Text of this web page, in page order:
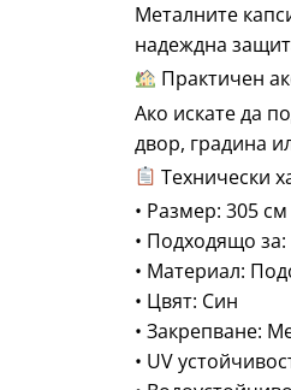
Металните
надеждна
Практичен
Ако искате да
двор, градина
Технически
• Размер: 305 см
• Подходящо
• Материал:
• Цвят: Син
• Закрепване:
• UV